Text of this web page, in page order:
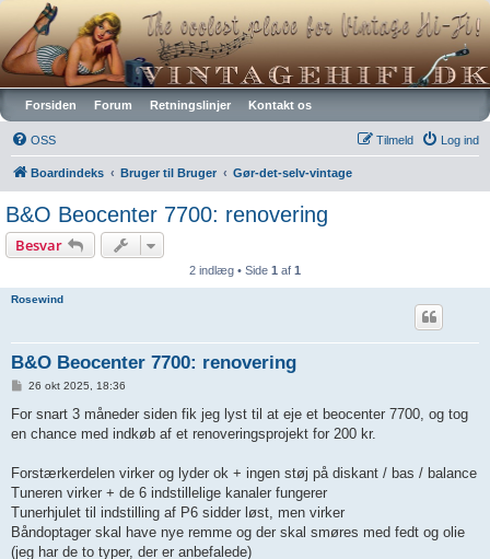
Vintagehifi.dk
Forsiden Forum Retningslinjer Kontakt os
OSS Log ind
Tilmeld
Boardindeks Bruger til Bruger Gør-det-selv-vintage
B&O Beocenter 7700: renovering
Besvar
2 indlæg • Side 1 af 1
Rosewind
B&O Beocenter 7700: renovering
d
æ
26 okt 2025, 18:36
For snart 3 måneder siden fik jeg lyst til at eje et beocenter 7700, og tog
en chance med indkøb af et renoveringsprojekt for 200 kr.
Forstærkerdelen virker og lyder ok + ingen støj på diskant / bas / balance
Tuneren virker + de 6 indstillelige kanaler fungerer
Tunerhjulet til indstilling af P6 sidder løst, men virker
Båndoptager skal have nye remme og der skal smøres med fedt og olie
(jeg har de to typer, der er anbefalede)